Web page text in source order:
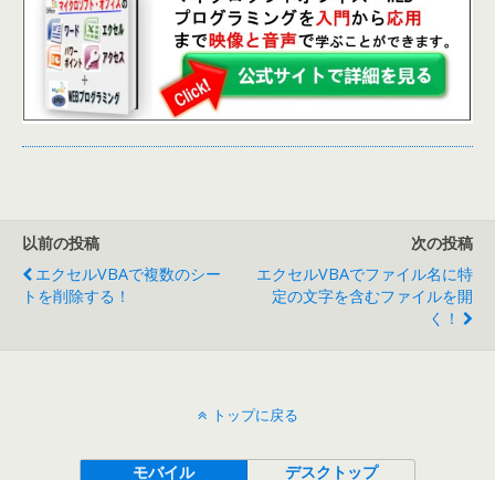
以前の投稿
エクセルVBAで複数のシー
トを削除する！
次の投稿
エクセルVBAでファイル名に特
定の文字を含むファイルを開
く！
トップに戻る
モバイル デスクトップ